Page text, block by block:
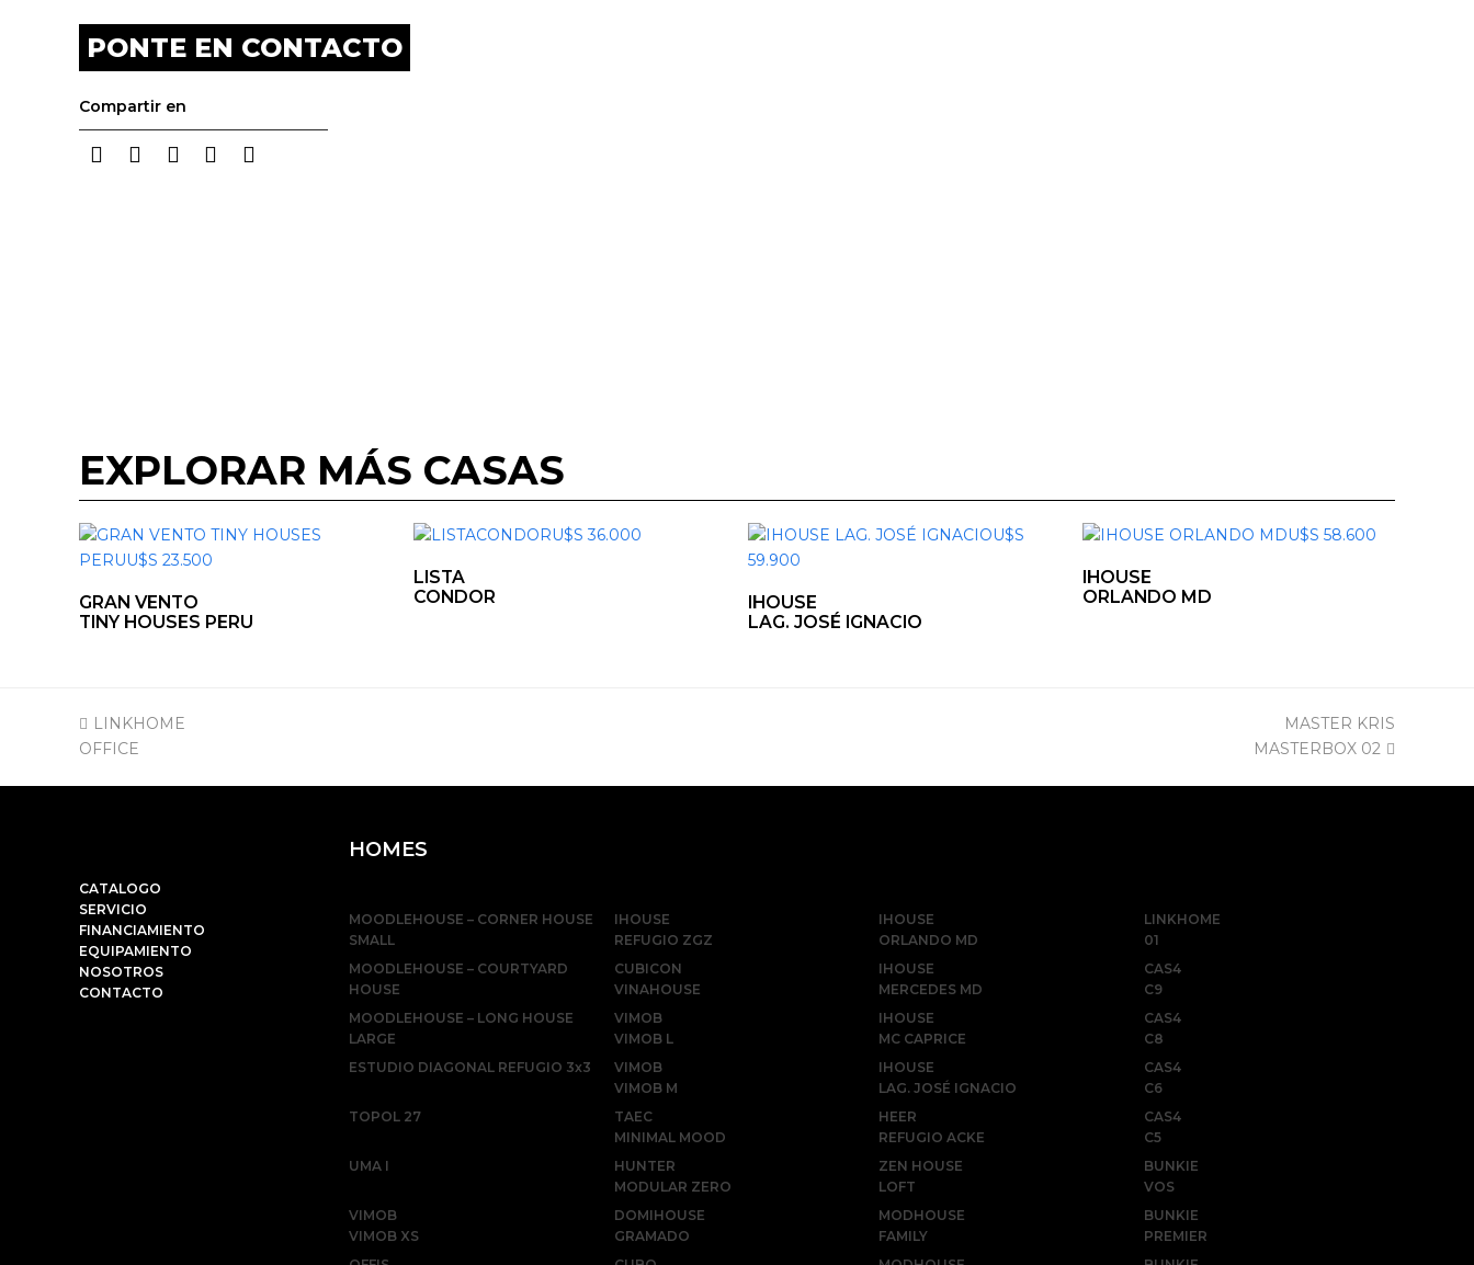
PONTE EN CONTACTO
Compartir en
EXPLORAR MÁS CASAS
GRAN VENTO
TINY HOUSES PERU
LISTA
CONDOR
IHOUSE
LAG. JOSÉ IGNACIO
IHOUSE
ORLANDO MD
previous
post:
LINKHOME
OFFICE
next
post:
MASTER KRIS
MASTERBOX 02
CATALOGO
SERVICIO
FINANCIAMIENTO
EQUIPAMIENTO
NOSOTROS
CONTACTO
HOMES
MOODLEHOUSE – CORNER HOUSE
SMALL
MOODLEHOUSE – COURTYARD
HOUSE
MOODLEHOUSE – LONG HOUSE
LARGE
ESTUDIO DIAGONAL REFUGIO 3x3
TOPOL 27
UMA I
VIMOB
VIMOB XS
IHOUSE
REFUGIO ZGZ
CUBICON
VINAHOUSE
VIMOB
VIMOB L
VIMOB
VIMOB M
TAEC
MINIMAL MOOD
HUNTER
MODULAR ZERO
DOMIHOUSE
GRAMADO
IHOUSE
ORLANDO MD
IHOUSE
MERCEDES MD
IHOUSE
MC CAPRICE
IHOUSE
LAG. JOSÉ IGNACIO
HEER
REFUGIO ACKE
ZEN HOUSE
LOFT
MODHOUSE
FAMILY
LINKHOME
01
CAS4
C9
CAS4
C8
CAS4
C6
CAS4
C5
BUNKIE
VOS
BUNKIE
PREMIER